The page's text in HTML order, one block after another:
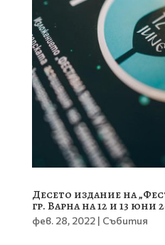
Десето издание на
гр. Варна на 12 и 13 юни
фев. 28, 2022| Събития